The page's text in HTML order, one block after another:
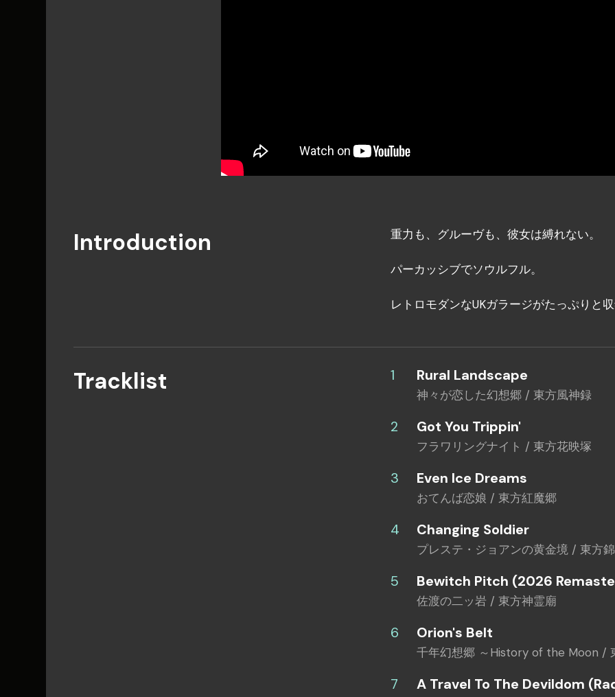
Introduction 重力も、グルーヴも、彼女は縛れない。
パーカッシブでソウルフル。
レトロモダンなUKガラージがたっぷりと
Tracklist Rural Landscape
神々が恋した幻想郷 / 東方風神録
Got You Trippin'
フラワリングナイト / 東方花映塚
Even Ice Dreams
おてんば恋娘 / 東方紅魔郷
Changing Soldier
プレステ・ジョアンの黄金境 / 東方
Bewitch Pitch (2026
佐渡の二ッ岩 / 東方神霊廟
Orion's Belt
千年幻想郷 ～History of the Moon /
A Travel To The Devildom